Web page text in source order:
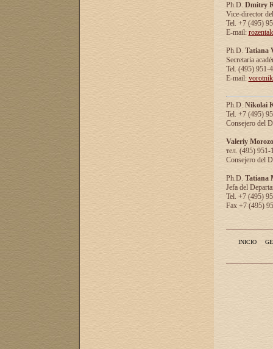
Ph.D. Dmitry
Vice-director
Tel. +7 (495)
E-mail:
Ph.D. Tatiana
Secretaria
Tel. (495) 951-
E-mail:
Ph.D. Nikolai
Tel. +7 (495)
Consejero del
Valeriy
тел. (495) 951-
Consejero del
Ph.D. Tatiana
Jefa del
Tel. +7 (495)
Fax +7 (495)
INICIO